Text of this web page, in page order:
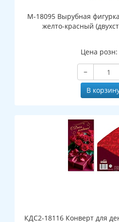
М-18095 Вырубная
желто-красный
Цена розн:
−
В
КДС2-18116 Конверт для